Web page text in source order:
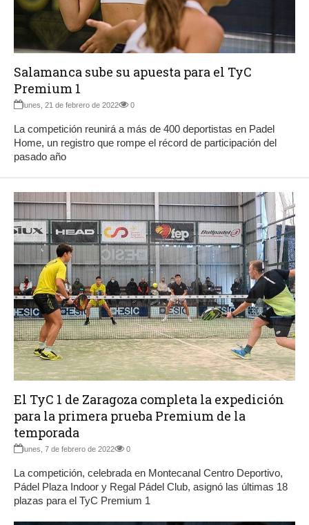
Salamanca sube su apuesta para el TyC
Premium 1
lunes, 21 de febrero de 2022 0
La competición reunirá a más de 400 deportistas en Padel
Home, un registro que rompe el récord de participación del
pasado año
El TyC 1 de Zaragoza completa la expedición
para la primera prueba Premium de la
temporada
lunes, 7 de febrero de 2022 0
La competición, celebrada en Montecanal Centro Deportivo,
Pádel Plaza Indoor y Regal Pádel Club, asignó las últimas 18
plazas para el TyC Premium 1